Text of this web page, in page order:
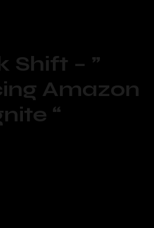
Shift – ”
Amazon
“